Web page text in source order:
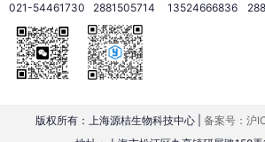
021-54461730 2881505714 13524666836
版权所有：上海源桔生物科技中心 | 备案号：沪